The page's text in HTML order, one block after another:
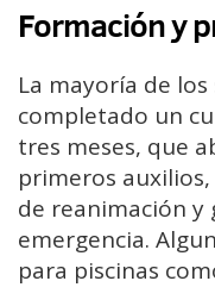
Formación y
La mayoría de
completado un
tres meses, que
primeros
de reanimación y
emergencia.
para piscinas